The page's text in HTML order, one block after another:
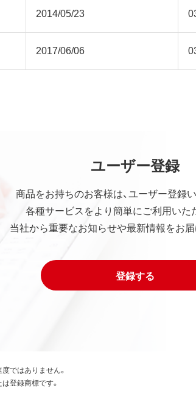
2014/05/23
2017/06/06
ユーザー登録
商品をお持ちのお客様は、ユーザー登録
各種サービスをより簡単にご利用いた
当社から重要なお知らせや最新情報をお届
登録する
ではありません。
登録商標です。